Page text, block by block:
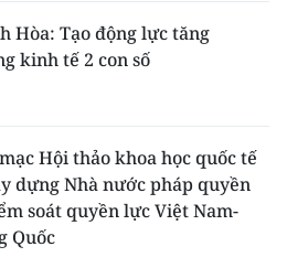
Hòa: Tạo động lực tăng
kinh tế 2 con số
Hội thảo khoa học quốc tế
dựng Nhà nước pháp quyền
soát quyền lực Việt Nam-
Quốc